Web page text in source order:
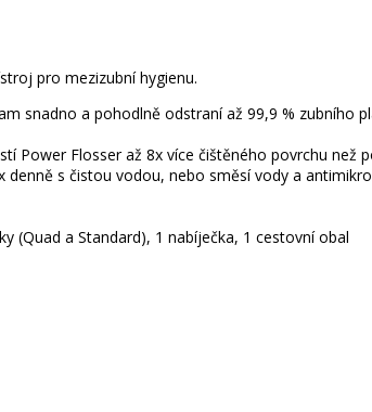
pro mezizubní hygienu.
snadno a pohodlně odstraní až 99,9 % zubního
Power Flosser až 8x více čištěného povrchu
s čistou vodou, nebo směsí vody a
(Quad a Standard), 1 nabíječka, 1 cestovní obal